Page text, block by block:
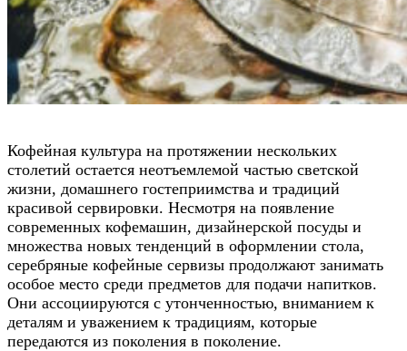
Кофейная культура на протяжении нескольких
столетий остается неотъемлемой частью светской
жизни, домашнего гостеприимства и традиций
красивой сервировки. Несмотря на появление
современных кофемашин, дизайнерской посуды и
множества новых тенденций в оформлении стола,
серебряные кофейные сервизы продолжают занимать
особое место среди предметов для подачи напитков.
Они ассоциируются с утонченностью, вниманием к
деталям и уважением к традициям, которые
передаются из поколения в поколение.